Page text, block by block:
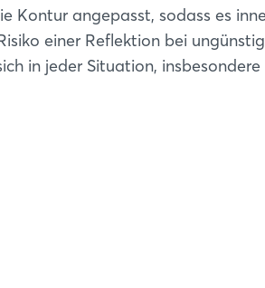
Kontur angepasst, sodass es
einer Reflektion bei
in jeder Situation, insbesondere
Einloggen
Passwort vergessen?